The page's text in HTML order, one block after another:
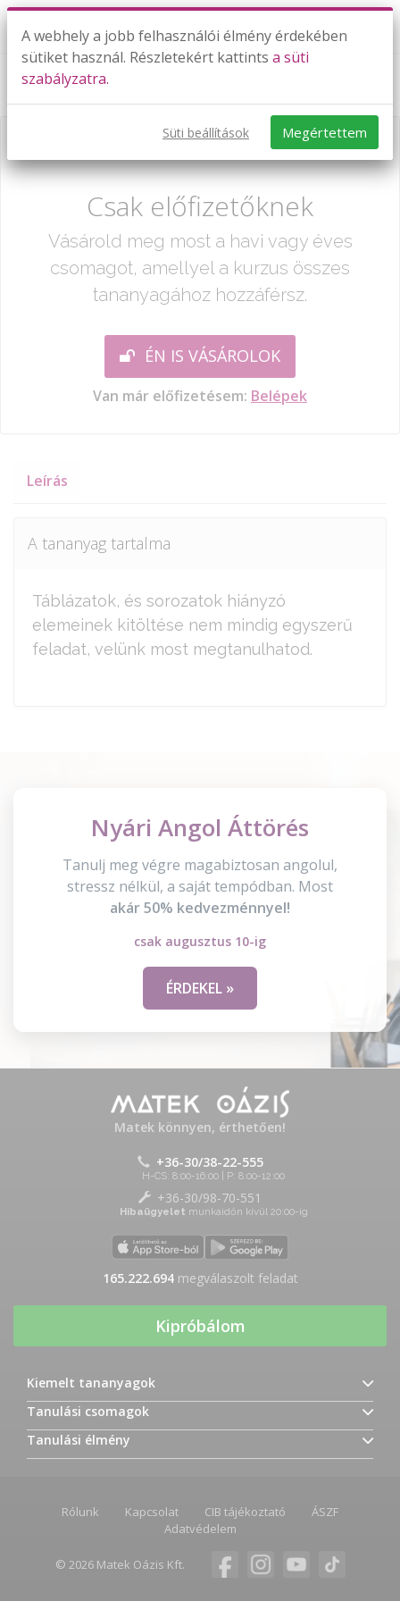
Szabályjátékok - folytatás
Már csak egy lépés:
Csak előfizetőknek
Vásárold meg most a havi vagy éves
csomagot, amellyel a kurzus összes
tananyagához hozzáférsz.
ÉN IS VÁSÁROLOK
Van már előfizetésem: Belépek
Leírás
A tananyag tartalma
Táblázatok, és sorozatok hiányzó
elemeinek kitöltése nem mindig egyszerű
feladat, velünk most megtanulhatod.
Nyári Angol Áttörés
Tanulj meg végre magabiztosan angolul,
stressz nélkül, a saját tempódban. Most
akár 50% kedvezménnyel!
csak augusztus 10-ig
ÉRDEKEL »
Matek könnyen, érthetően!
+36-30/38-22-555
H-CS: 8:00-16:00 | P: 8:00-12:00
+36-30/98-70-551
Hibaügyelet munkaidőn kívül 20:00-ig
165.222.694megválaszolt feladat
Kipróbálom
Kiemelt tananyagok
Tanulási csomagok
Tanulási élmény
Rólunk Kapcsolat CIB tájékoztató
ÁSZF
Adatvédelem
© 2026 Matek Oázis Kft.
A webhely a jobb felhasználói élmény érdekében
sütiket használ. Részletekért kattints a süti
szabályzatra.
Süti beállítások Megértettem